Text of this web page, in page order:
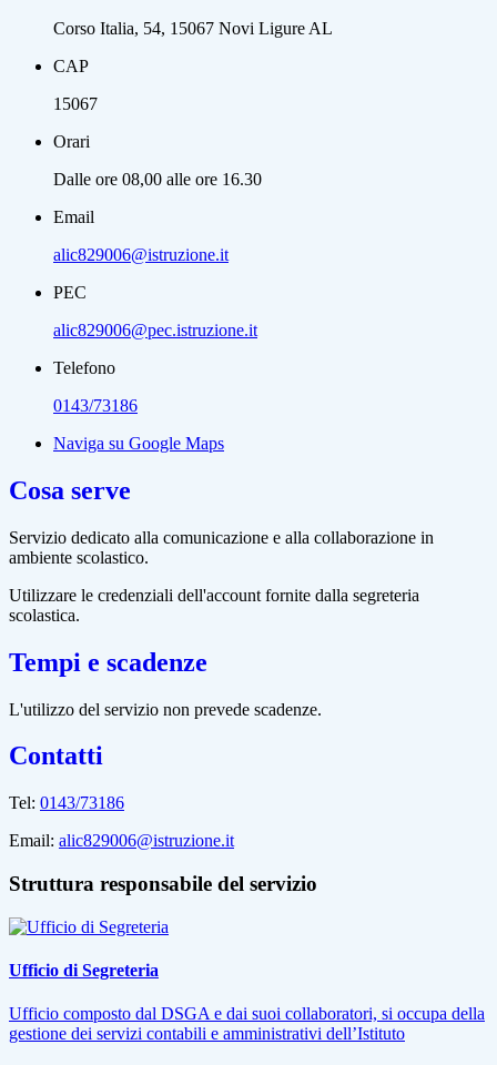
Corso Italia, 54, 15067 Novi Ligure AL
CAP
15067
Orari
Dalle ore 08,00 alle ore 16.30
Email
alic829006@istruzione.it
PEC
alic829006@pec.istruzione.it
Telefono
0143/73186
Naviga su Google Maps
Cosa serve
Servizio dedicato alla comunicazione e alla collaborazione in
ambiente scolastico.
Utilizzare le credenziali dell'account fornite dalla segreteria
scolastica.
Tempi e scadenze
L'utilizzo del servizio non prevede scadenze.
Contatti
Tel: 0143/73186
Email: alic829006@istruzione.it
Struttura responsabile del servizio
Ufficio di Segreteria
Ufficio composto dal DSGA e dai suoi collaboratori, si occupa della
gestione dei servizi contabili e amministrativi dell’Istituto